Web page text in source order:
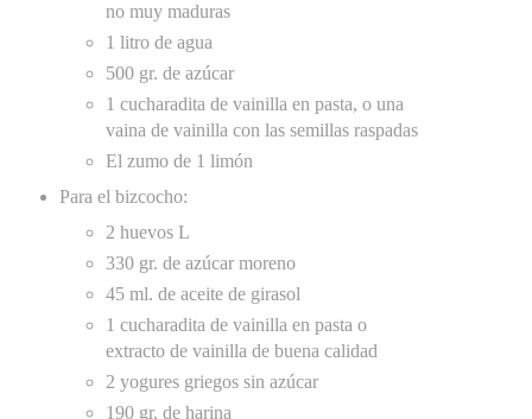
no muy maduras
1 litro de agua
500 gr. de azúcar
1 cucharadita de vainilla en pasta, o una
vaina de vainilla con las semillas raspadas
El zumo de 1 limón
Para el bizcocho:
2 huevos L
330 gr. de azúcar moreno
45 ml. de aceite de girasol
1 cucharadita de vainilla en pasta o
extracto de vainilla de buena calidad
2 yogures griegos sin azúcar
190 gr. de harina